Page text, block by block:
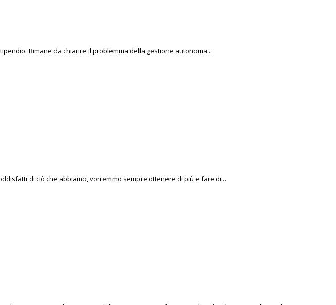
Rimane da chiarire il problemma della gestione autonoma...
di ciò che abbiamo, vorremmo sempre ottenere di più e fare di...